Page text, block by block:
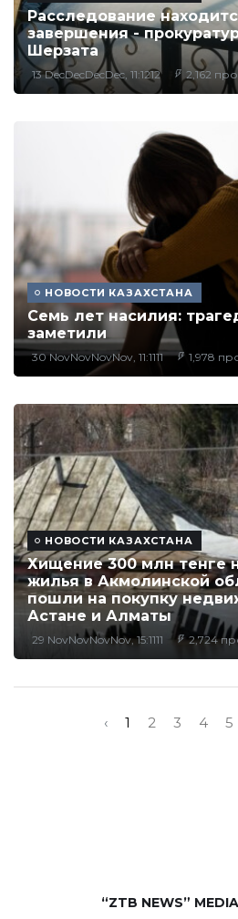
Расследование
завершения -
Шерзата
13 DecDecDecDec, 11:1212 2,162
НОВОСТИ КАЗАХСТАНА
Семь лет насилия:
заметили
30 NovNovNovNov, 11:1111 1,978
НОВОСТИ КАЗАХСТАНА
Хищение 300 млн тенге
жилья в Акмолинской
пошли на покупку
Астане и Алматы
29 NovNovNovNov, 15:1111 2,724
‹ 1 2 3 4 5
“ZTB NEWS”